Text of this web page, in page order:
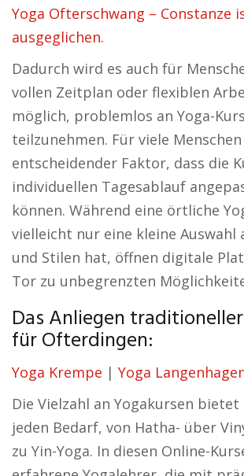
Yoga Ofterschwang – Constanze
ausgeglichen.
Dadurch wird es auch für
vollen Zeitplan oder flexiblen
möglich, problemlos an Yoga-
teilzunehmen. Für viele
entscheidender Faktor, dass die
individuellen Tagesablauf
können. Während eine örtliche
vielleicht nur eine kleine Auswahl
und Stilen hat, öffnen digitale
Tor zu unbegrenzten
Das Anliegen
für Ofterdingen:
Yoga Krempe | Yoga
Die Vielzahl an Yogakursen
jeden Bedarf, von Hatha- über
zu Yin-Yoga. In diesen Online-